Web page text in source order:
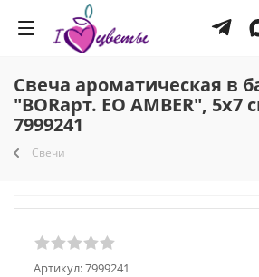
Свеча ароматическая в
"BORарт. EO AMBER", 5х7
7999241
Свечи
Артикул:7999241